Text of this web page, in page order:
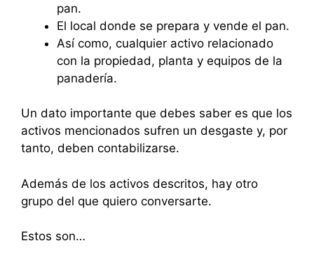
pan.
El local donde se prepara y vende el pan.
Así como, cualquier activo relacionado
con la propiedad, planta y equipos de la
panadería.
Un dato importante que debes saber es que los
activos mencionados sufren un desgaste y, por
tanto, deben contabilizarse.
Además de los activos descritos, hay otro
grupo del que quiero conversarte.
Estos son…